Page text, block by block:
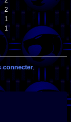
2
1
1
connecter.